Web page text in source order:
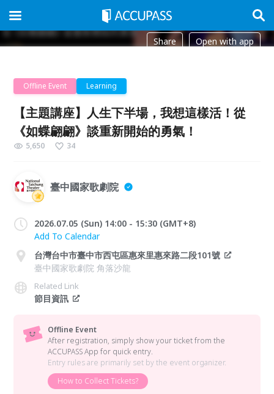
Share Open with app
Offline Event Learning
【主題講座】人生下半場，我想這樣活！從
《如蝶翩翩》談重新開始的勇氣！
5,650 34
臺中國家歌劇院
2026.07.05 (Sun) 14:00 - 15:30 (GMT+8)
Add To Calendar
台灣台中市臺中市西屯區惠來里惠來路二段101號
臺中國家歌劇院 角落沙龍
Related Link
節目資訊
Offline Event
After registration, simply show your ticket from the
ACCUPASS App for quick entry.
Entry rules are primarily set by the event organizer.
How to Collect Tickets?